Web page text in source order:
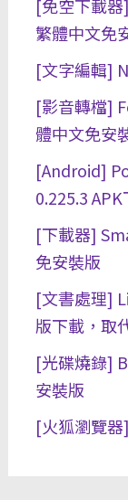
[免空下載
繁體中文免
[文字編輯]
[影音轉檔]
體中文免安
[Android]
0.225.3
[下載器]
免安裝版
[文書處理]
版下載，取
[光碟燒錄]
安裝版
[火狐瀏覽